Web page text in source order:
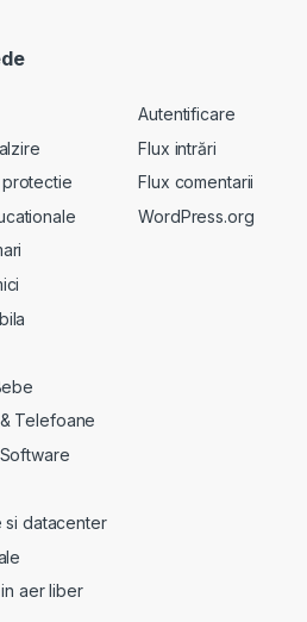
Telefoane
si datacenter
aer liber
Autentificare
Flux intrări
Flux comentarii
WordPress.org